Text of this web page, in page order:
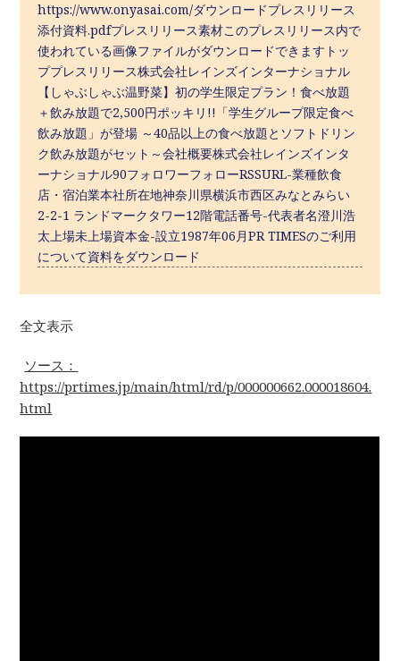
https://www.onyasai.com/ダウンロードプレスリリース
添付資料.pdfプレスリリース素材このプレスリリース内で
使われている画像ファイルがダウンロードできますトッ
ププレスリリース株式会社レインズインターナショナル
【しゃぶしゃぶ温野菜】初の学生限定プラン！食べ放題
＋飲み放題で2,500円ポッキリ!!「学生グループ限定食べ
飲み放題」が登場 ～40品以上の食べ放題とソフトドリン
ク飲み放題がセット～会社概要株式会社レインズインタ
ーナショナル90フォロワーフォローRSSURL-業種飲食
店・宿泊業本社所在地神奈川県横浜市西区みなとみらい
2-2-1 ランドマークタワー12階電話番号-代表者名澄川浩
太上場未上場資本金-設立1987年06月PR TIMESのご利用
について資料をダウンロード
全文表示
ソース：
https://prtimes.jp/main/html/rd/p/000000662.000018604.
html